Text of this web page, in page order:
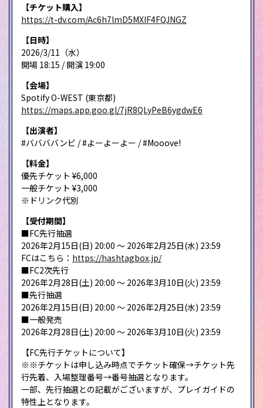
【チケット購入】
https://t-dv.com/Ac6h7lmD5MXIF4FQJNGZ
【日時】
2026/3/11（水）
開場 18:15 / 開演 19:00
【会場】
Spotify O-WEST (東京都)
https://maps.app.goo.gl/7jR8QLyPeB6ygdwE6
【出演者】
#ババババンビ / #よーよーよー / #Mooove!
【料金】
優先チケット ¥6,000
一般チケット ¥3,000
※ドリンク代別
【受付期間】
■FC先行抽選
2026年2月15日(日) 20:00 ～ 2026年2月25日(水) 23:59
FCはこちら： https://hashtagbox.jp/
■FC2次先行
2026年2月28日(土) 20:00 ～ 2026年3月10日(火) 23:59
■先行抽選
2026年2月15日(日) 20:00 ～ 2026年2月25日(水) 23:59
■一般発売
2026年2月28日(土) 20:00 ～ 2026年3月10日(火) 23:59
【FC先行チケットについて】
※※チケットは申し込み時点でチケット確保→チケット先
行先着、入場整理番号→番号抽選となります。
一部、先行抽選との記載がございますが、プレイガイドの
特性上となります。